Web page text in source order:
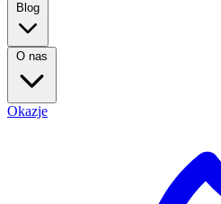
Blog
O nas
Okazje